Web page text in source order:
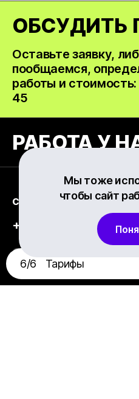
6/6 Тарифы
ОБСУДИТЬ
Оставьте заявку,
пообщаемся,
работы и
45
РАБОТА У
contact@newit.uz
+998 99 111-13-20
Офис
4, Tepamasjid str.,
Мы тоже
чтобы сайт